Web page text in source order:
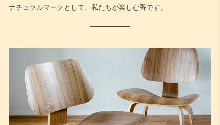
ナチュラルマークとして、私たちが楽しむ番です。